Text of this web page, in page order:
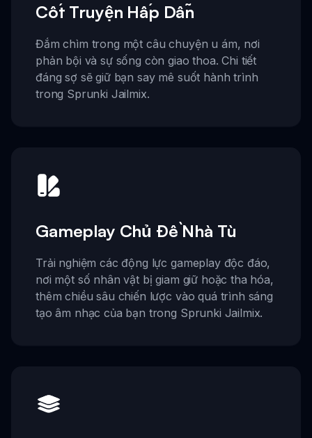
Cốt Truyện Hấp Dẫn
Đắm chìm trong một câu chuyện u ám, nơi
phản bội và sự sống còn giao thoa. Chi tiết
đáng sợ sẽ giữ bạn say mê suốt hành trình
trong Sprunki Jailmix.
Gameplay Chủ Đề Nhà Tù
Trải nghiệm các động lực gameplay độc đáo,
nơi một số nhân vật bị giam giữ hoặc tha hóa,
thêm chiều sâu chiến lược vào quá trình sáng
tạo âm nhạc của bạn trong Sprunki Jailmix.